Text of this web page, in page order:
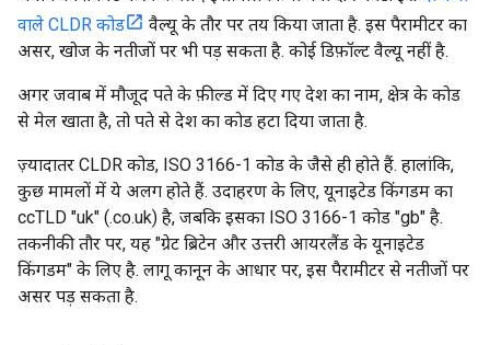
वाले CLDR कोड
वैल्यू के तौर पर तय किया जाता है. इस पैरामीटर का
असर, खोज के नतीजों पर भी पड़ सकता है. कोई डिफ़ॉल्ट वैल्यू नहीं है.
अगर जवाब में मौजूद पते के फ़ील्ड में दिए गए देश का नाम, क्षेत्र के कोड
से मेल खाता है, तो पते से देश का कोड हटा दिया जाता है.
ज़्यादातर CLDR कोड, ISO 3166-1 कोड के जैसे ही होते हैं. हालांकि,
कुछ मामलों में ये अलग होते हैं. उदाहरण के लिए, यूनाइटेड किंगडम का
ccTLD "uk" (.co.uk) है, जबकि इसका ISO 3166-1 कोड "gb" है.
तकनीकी तौर पर, यह "ग्रेट ब्रिटेन और उत्तरी आयरलैंड के यूनाइटेड
किंगडम" के लिए है. लागू कानून के आधार पर, इस पैरामीटर से नतीजों पर
असर पड़ सकता है.